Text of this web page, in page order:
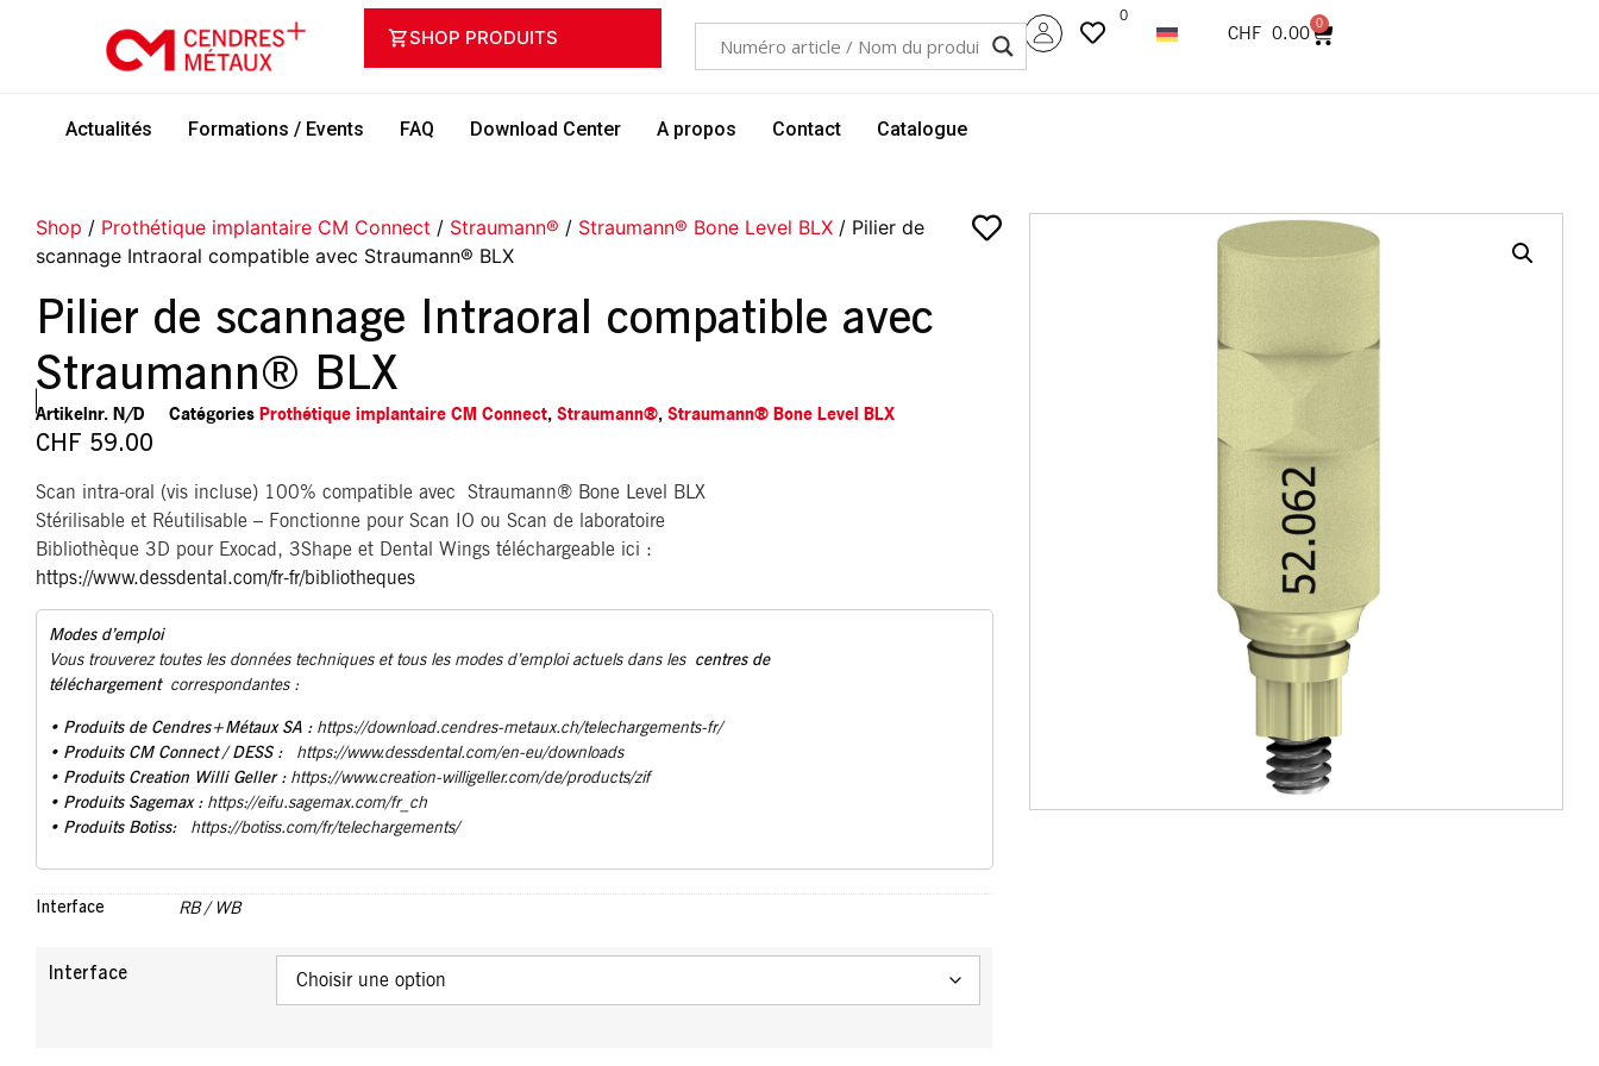
SHOP PRODUITS
0
CHF 0.00
0
Actualités Formations / Events FAQ Download Center A propos Contact Catalogue
Shop / Prothétique implantaire CM Connect / Straumann® / Straumann® Bone Level BLX / Pilier de
scannage Intraoral compatible avec Straumann® BLX
Pilier de scannage Intraoral compatible avec
Straumann® BLX
Artikelnr. N/D Catégories Prothétique implantaire CM Connect, Straumann®, Straumann® Bone Level BLX
CHF 59.00
Scan intra-oral (vis incluse) 100% compatible avec Straumann® Bone Level BLX
Stérilisable et Réutilisable – Fonctionne pour Scan IO ou Scan de laboratoire
Bibliothèque 3D pour Exocad, 3Shape et Dental Wings téléchargeable ici :
https://www.dessdental.com/fr-fr/bibliotheques
Modes d’emploi
Vous trouverez toutes les données techniques et tous les modes d’emploi actuels dans les centres de
téléchargementcorrespondantes :
• Produits de Cendres+Métaux SA : https://download.cendres-metaux.ch/telechargements-fr/
• Produits CM Connect / DESS :
https://www.dessdental.com/en-eu/downloads
• Produits Creation Willi Geller : https://www.creation-willigeller.com/de/products/zif
• Produits Sagemax : https://eifu.sagemax.com/fr_ch
• Produits Botiss: https://botiss.com/fr/telechargements/
Interface RB / WB
Interface